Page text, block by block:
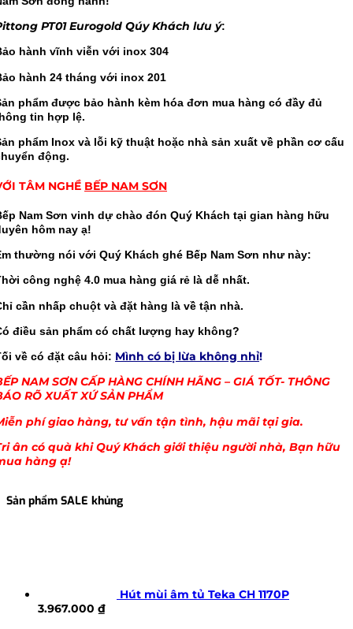
PT01 Eurogold Qúy Khách lưu ý:
hành vĩnh viễn với inox 304
hành 24 tháng với inox 201
phẩm được bảo hành kèm hóa đơn mua hàng có đầy đủ
tin hợp lệ.
phẩm Inox và lỗi kỹ thuật hoặc nhà sản xuất về phần cơ cấu
động.
TÂM NGHỀ BẾP NAM SƠN
Nam Sơn vinh dự chào đón Quý Khách tại gian hàng hữu
hôm nay ạ!
thường nói với Quý Khách ghé Bếp Nam Sơn như này:
công nghệ 4.0 mua hàng giá rẻ là dễ nhất.
cần nhấp chuột và đặt hàng là về tận nhà.
điều sản phẩm có chất lượng hay không?
về có đặt câu hỏi: Mình có bị lừa không nhỉ!
NAM SƠN CẤP HÀNG CHÍNH HÃNG – GIÁ TỐT- THÔNG
RÕ XUẤT XỨ SẢN PHẨM
phí giao hàng, tư vấn tận tình, hậu mãi tại gia.
ân có quà khi Quý Khách giới thiệu người nhà, Bạn hữu
hàng ạ!
Sản phẩm SALE khủng
Hút mùi âm tủ Teka CH 1170P
3.967.000 ₫